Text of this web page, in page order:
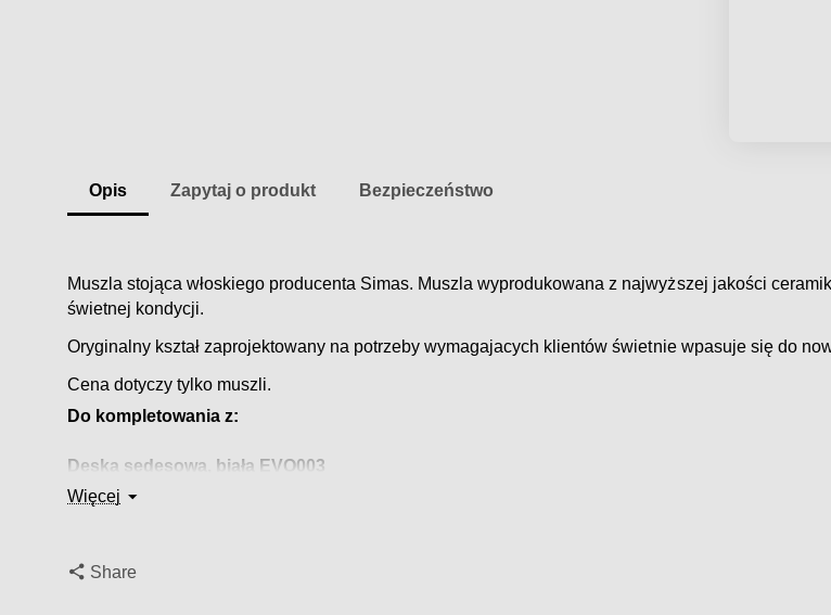
Opis Zapytaj o produkt Bezpieczeństwo
Muszla stojąca włoskiego producenta Simas. Muszla wyprodukowana z najwyższej jakości
świetnej kondycji.
Oryginalny kształ zaprojektowany na potrzeby wymagajacych klientów świetnie wpasuje się do
Cena dotyczy tylko muszli.
Do kompletowania z:
Deska sedesowa, biała EVO003
Więcej
Share